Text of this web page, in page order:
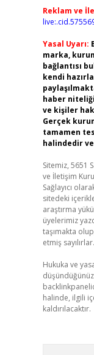
Reklam ve
Yasal Uyarı:
marka,
bağlantısı
kendi
haber
ve kişiler
Gerçek
tamamen
halindedir
Sitemiz, 5651
ve İletişim
Sağlayıcı
sitedeki
araştırma
üyelerimiz
taşımakta
etmiş sayılırlar.
Hukuka ve
halinde, ilgili
kaldırılacaktır.